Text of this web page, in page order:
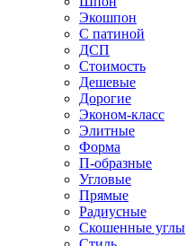
Экошпон
С патиной
ДСП
Стоимость
Дешевые
Дорогие
Эконом-класс
Элитные
Форма
П-образные
Угловые
Прямые
Радиусные
Скошенные углы